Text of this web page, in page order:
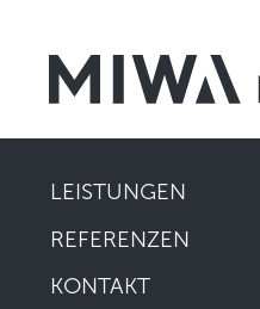
LEISTUNGEN
REFERENZEN
KONTAKT